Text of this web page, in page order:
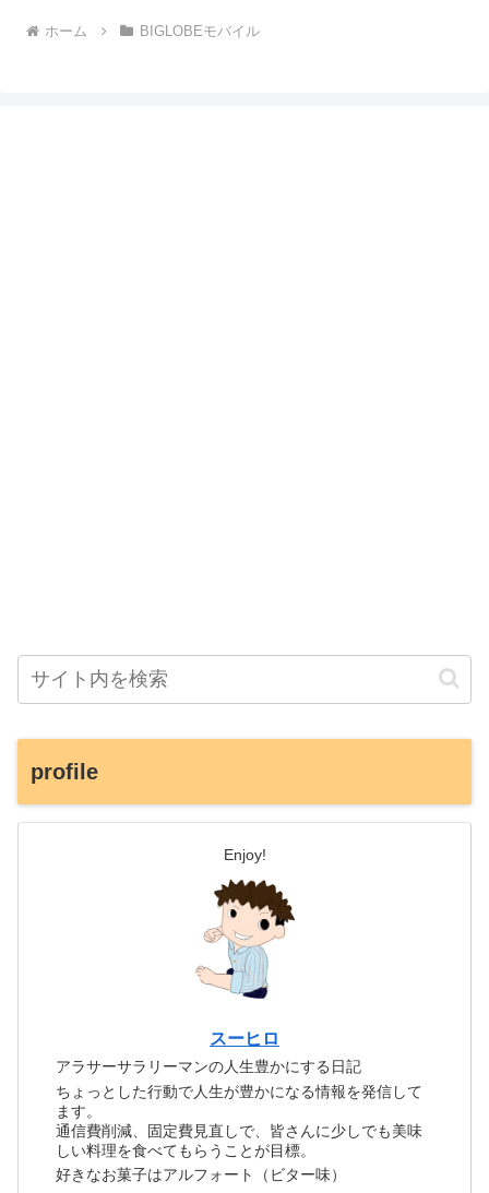
ホーム BIGLOBEモバイル
profile
Enjoy!
スーヒロ
アラサーサラリーマンの人生豊かにする日記
ちょっとした行動で人生が豊かになる情報を発信して
ます。
通信費削減、固定費見直しで、皆さんに少しでも美味
しい料理を食べてもらうことが目標。
好きなお菓子はアルフォート（ビター味）